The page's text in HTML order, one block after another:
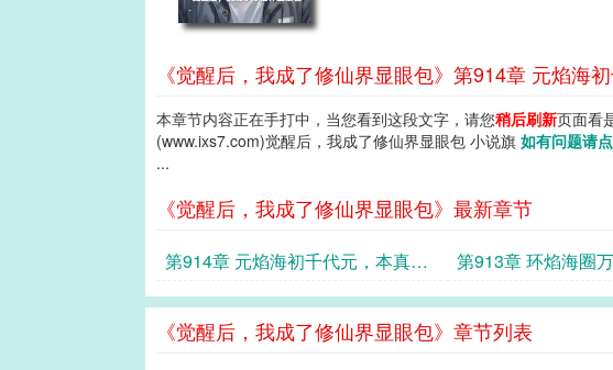
《觉醒后，我成了修仙界显眼包》第914章 元焰海
本章节内容正在手打中，当您看到这段文字，请您稍后刷新页面看
(www.ixs7.com)觉醒后，我成了修仙界显眼包 小说旗 如有问题请
...
《觉醒后，我成了修仙界显眼包》最新章节
第914章 元焰海初千代元，本真酿
守万域初
第913章 环焰海圈
转千代圈
《觉醒后，我成了修仙界显眼包》章节列表